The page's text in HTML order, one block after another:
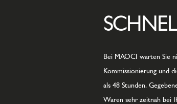
Bei MAOCI warten Sie
Kommissionierung und
als 48 Stunden.
Waren sehr zeitnah bei